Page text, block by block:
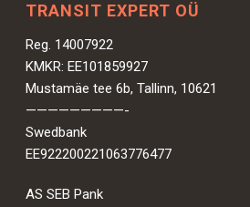
TRANSIT EXPERT OÜ
Reg. 14007922
KMKR: EE101859927
Mustamäe tee 6b, Tallinn, 10621
—————————-
Swedbank
EE922200221063776477
AS SEB Pank